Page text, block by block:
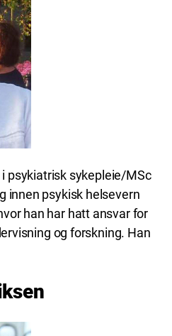
psykiatrisk sykepleie/MSc
innen psykisk helsevern
han har hatt ansvar for
og forskning. Han